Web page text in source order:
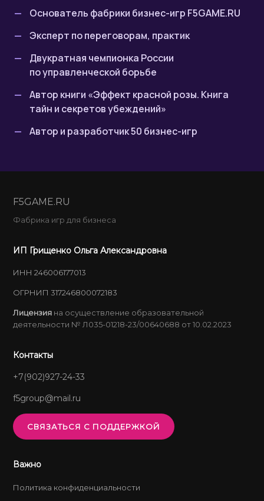
Основатель фабрики бизнес-игр F5GAME.RU
Эксперт по переговорам, практик
Двукратная чемпионка России
по управленческой борьбе
Автор книги «Эффект красной розы. Книга
тайн и секретов убеждений»
Автор и разработчик 50 бизнес-игр
F5GAME.RU
Фабрика игр для бизнеса
ИП Грищенко Ольга Александровна
ИНН 246006177013
ОГРНИП 317246800072183
Лицензия на осуществление образовательной
деятельности № Л035-01218-23/00640688 от 10.02.2023
Контакты
+7(902)927-24-33
f5group@mail.ru
СВЯЗАТЬСЯ С ПОДДЕРЖКОЙ
Важно
Политика конфиденциальности